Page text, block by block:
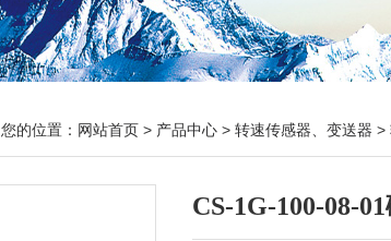
您的位置： 网站首页 > 产品中心 > 转速传感器、变送器 >
CS-1G-100-08-